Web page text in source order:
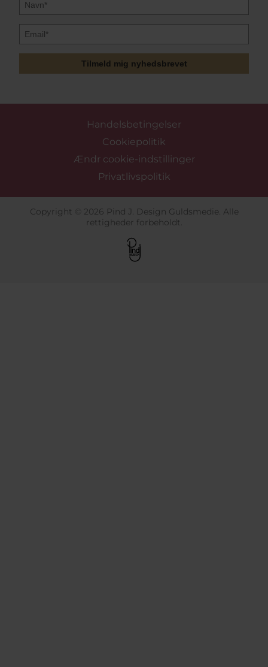
Tilmeld mig nyhedsbrevet
Handelsbetingelser
Cookiepolitik
Ændr cookie-indstillinger
Privatlivspolitik
Copyright © 2026 Pind J. Design Guldsmedie. Alle
rettigheder forbeholdt.